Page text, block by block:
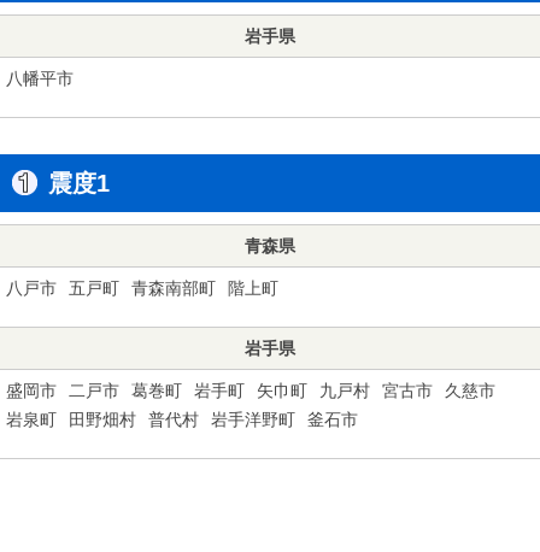
岩手県
八幡平市
震度1
青森県
八戸市 五戸町 青森南部町 階上町
岩手県
盛岡市 二戸市 葛巻町 岩手町 矢巾町 九戸村 宮古市
久慈市
岩泉町
田野畑村 普代村 岩手洋野町 釜石市